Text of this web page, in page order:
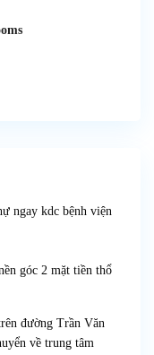
ngay kdc bệnh viện
góc 2 mặt tiền thổ
đường Trần Văn
về trung tâm